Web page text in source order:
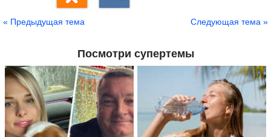
« Предыдущая тема Следующая тема »
Посмотри супертемы